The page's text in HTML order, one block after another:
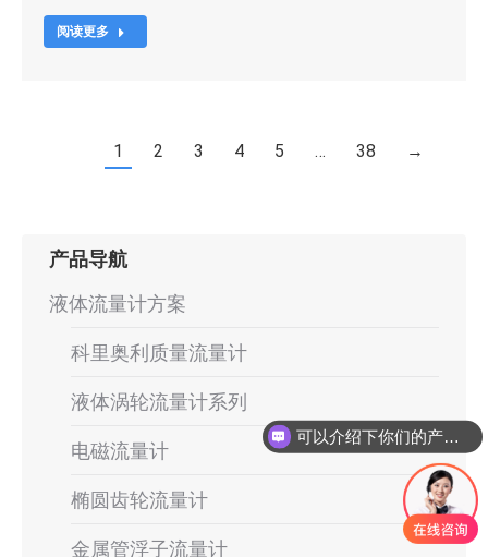
阅读更多
1 2 3 4 5 … 38 →
产品导航
液体流量计方案
科里奥利质量流量计
液体涡轮流量计系列
电磁流量计
椭圆齿轮流量计
金属管浮子流量计
可以介绍下你们的产品么